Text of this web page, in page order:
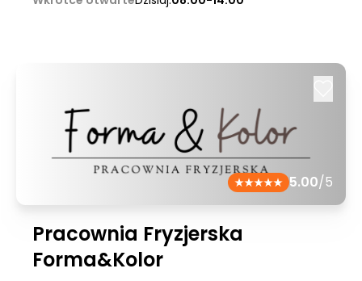
5.00/5
Pracownia Fryzjerska
Forma&Kolor